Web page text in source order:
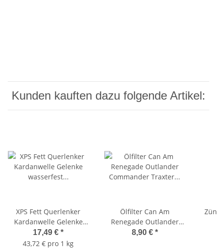
Kunden kauften dazu folgende Artikel:
XPS Fett Querlenker
Kardanwelle Gelenke
wasserfest
(43,73Euro/kg) 9779163 /
17,49 € *
43,72 € pro 1 kg
Ölfilter Can Am
Renegade Outlander
Commander Traxter von
8,90 € *